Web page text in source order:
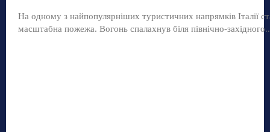
На одному з найпопулярніших туристичних напрямків Італії
масштабна пожежа. Вогонь спалахнув біля північно-